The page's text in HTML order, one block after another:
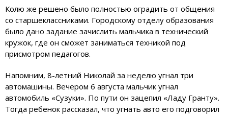
Колю же решено было полностью оградить от общения
со старшеклассниками. Городскому отделу образования
было дано задание зачислить мальчика в технический
кружок, где он сможет заниматься техникой под
присмотром педагогов.
Напомним, 8-летний Николай за неделю угнал три
автомашины. Вечером 6 августа мальчик угнал
автомобиль «Сузуки». По пути он зацепил «Ладу Гранту».
Тогда ребенок рассказал, что угнать авто его подговорил